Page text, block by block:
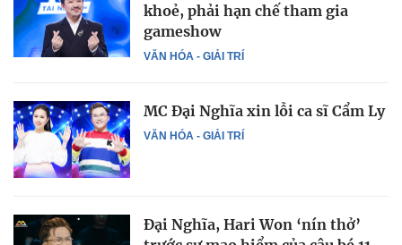
VĂN HÓA - GIẢI TRÍ
khoẻ, phải hạn chế tham gia
gameshow
VĂN HÓA - GIẢI TRÍ
MC Đại Nghĩa xin lỗi ca sĩ Cẩm Ly
Đại Nghĩa, Hari Won ‘nín thở’